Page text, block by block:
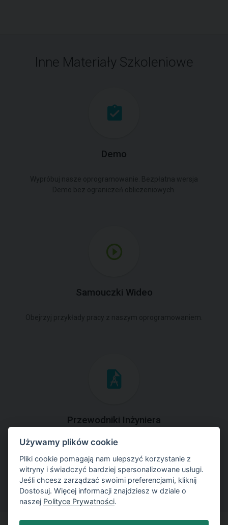
Inne Materiały Szkoleniowe
Demo
Samouczki Wideo
Przewodniki Inżyniera
Zapoznaj się z przykładami rozwiązań zadań
geotechnicznych z zastosowaniem programów GEO5.
Używamy plików cookie
Pliki cookie pomagają nam ulepszyć korzystanie z
witryny i świadczyć bardziej spersonalizowane usługi.
Jeśli chcesz zarządzać swoimi preferencjami, kliknij
Dostosuj. Więcej informacji znajdziesz w dziale o
naszej Polityce Prywatności.